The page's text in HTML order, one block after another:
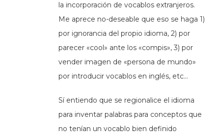
la incorporación de vocablos extranjeros.
Me aprece no-deseable que eso se haga 1)
por ignorancia del propio idioma, 2) por
parecer «cool» ante los «compis», 3) por
vender imagen de «persona de mundo»
por introducir vocablos en inglés, etc…
Sí entiendo que se regionalice el idioma
para inventar palabras para conceptos que
no tenían un vocablo bien definido